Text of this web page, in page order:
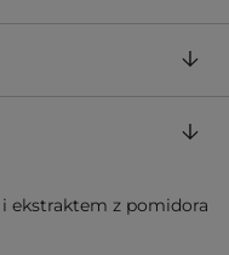
ekstraktem z pomidora